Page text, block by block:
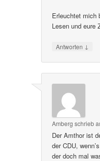
Erleuchtet mich
Lesen und eure
Antworten ↓
Amberg schrieb
Der Amthor ist
der CDU,
der doch mal